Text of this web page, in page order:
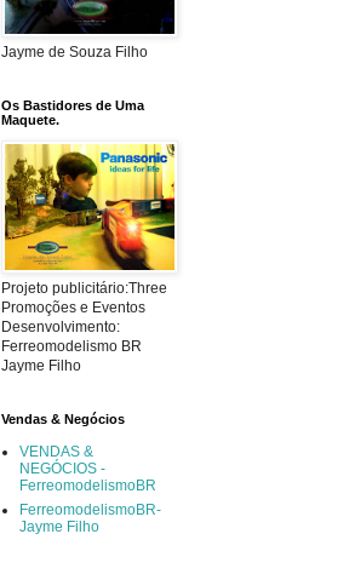
Jayme de Souza Filho
Os Bastidores de Uma
Maquete.
Projeto publicitário:Three
Promoções e Eventos
Desenvolvimento:
Ferreomodelismo BR
Jayme Filho
Vendas & Negócios
VENDAS &
NEGÓCIOS -
FerreomodelismoBR
FerreomodelismoBR-
Jayme Filho